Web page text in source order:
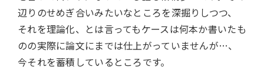
辺りのせめぎ合いみたいなところを深掘りしつつ、
それを理論化、とは言ってもケースは何本か書いたも
のの実際に論文にまでは仕上がっていませんが…、
今それを蓄積しているところです。